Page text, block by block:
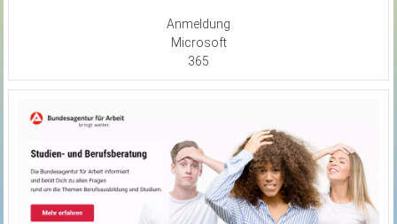
Anmeldung
Microsoft
365